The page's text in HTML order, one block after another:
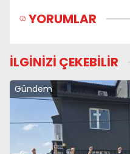
YORUMLAR
İLGİNİZİ ÇEKEBİLİR
Gündem